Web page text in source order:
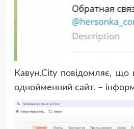
Кавун.City повідомляє,
однойменний сайт. –